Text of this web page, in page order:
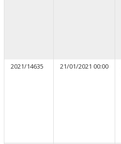
2021/14635
21/01/2021 00:00